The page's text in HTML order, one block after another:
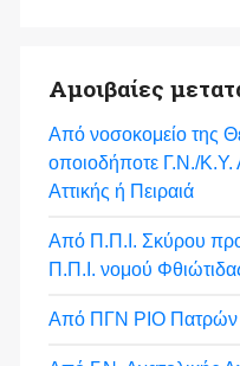
Αμοιβαίες
Από νοσοκομείο της
οποιοδήποτε Γ.Ν./Κ.Υ.
Αττικής ή Πειραιά
Από Π.Π.Ι. Σκύρου
Π.Π.Ι. νομού
Από ΠΓΝ ΡΙΟ Πατρών